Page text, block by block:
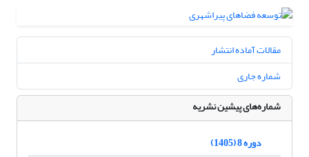
مقالات آماده انتشار
شماره جاری
شماره‌های پیشین نشریه
دوره 8 (1405)